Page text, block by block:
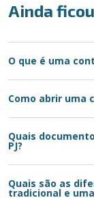
Ainda
O que é uma
Como abrir uma
Quais
PJ?
Quais são as
tradicional e